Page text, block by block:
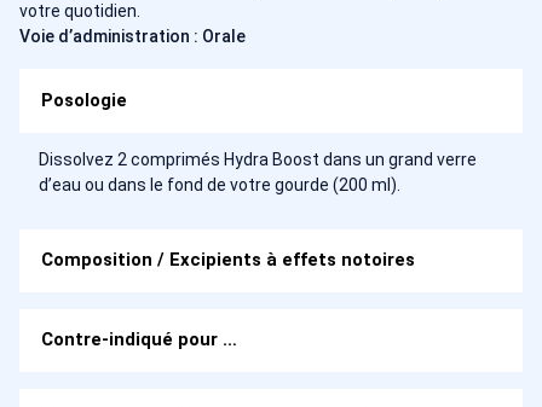
votre quotidien.
Voie d’administration : Orale
Posologie
Dissolvez 2 comprimés Hydra Boost dans un grand verre
d’eau ou dans le fond de votre gourde (200 ml).
Composition / Excipients à effets notoires
Contre-indiqué pour …